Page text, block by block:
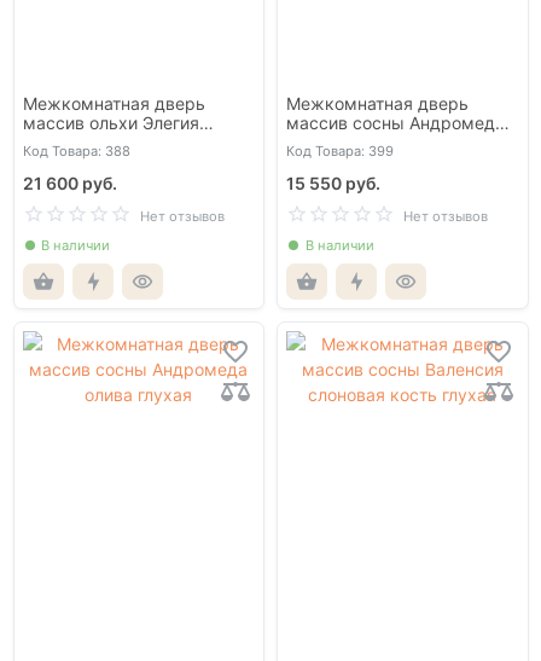
Межкомнатная дверь
массив ольхи Элегия
эмаль белая глухая
Код Товара: 388
21 600 руб.
Нет отзывов
В наличии
Межкомнатная дверь
массив сосны Андромеда
белая глухая
Код Товара: 399
15 550 руб.
Нет отзывов
В наличии